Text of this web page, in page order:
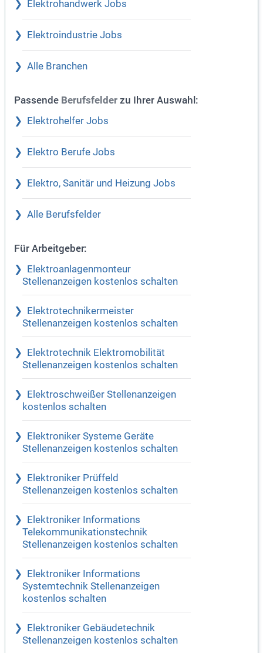
Elektrohandwerk Jobs
Elektroindustrie Jobs
Alle Branchen
Passende Berufsfelder zu Ihrer Auswahl:
Elektrohelfer Jobs
Elektro Berufe Jobs
Elektro, Sanitär und Heizung Jobs
Alle Berufsfelder
Für Arbeitgeber:
Elektroanlagenmonteur
Stellenanzeigen kostenlos schalten
Elektrotechnikermeister
Stellenanzeigen kostenlos schalten
Elektrotechnik Elektromobilität
Stellenanzeigen kostenlos schalten
Elektroschweißer Stellenanzeigen
kostenlos schalten
Elektroniker Systeme Geräte
Stellenanzeigen kostenlos schalten
Elektroniker Prüffeld
Stellenanzeigen kostenlos schalten
Elektroniker Informations
Telekommunikationstechnik
Stellenanzeigen kostenlos schalten
Elektroniker Informations
Systemtechnik Stellenanzeigen
kostenlos schalten
Elektroniker Gebäudetechnik
Stellenanzeigen kostenlos schalten